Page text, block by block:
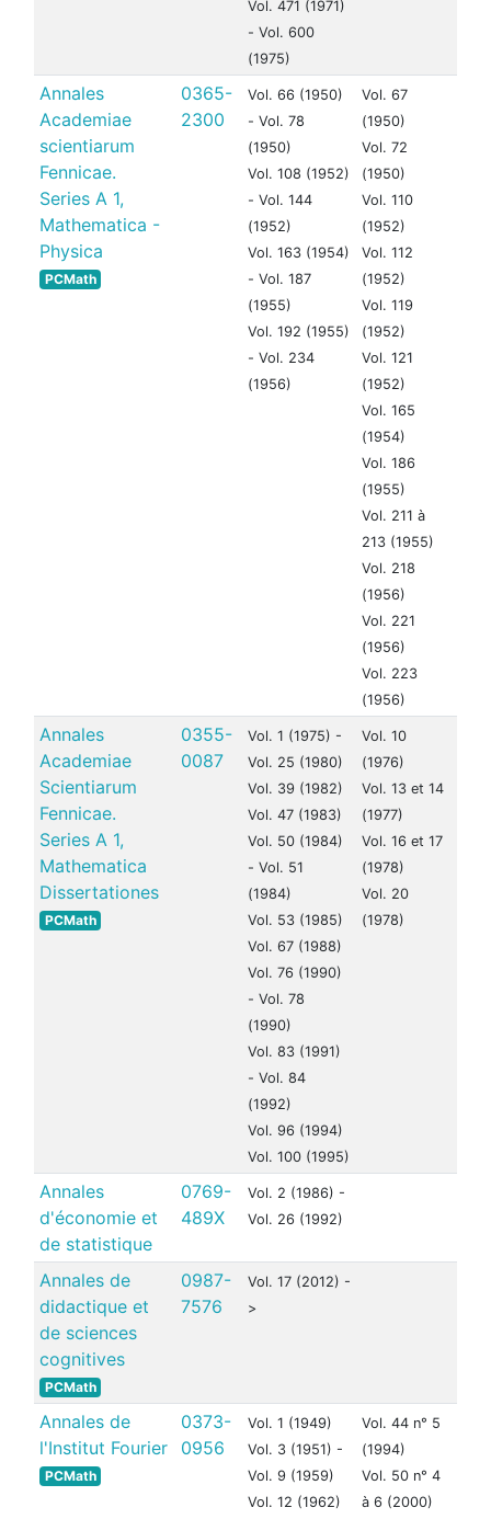
Vol. 471 (1971)
- Vol. 600
(1975)
Annales
Academiae
scientiarum
Fennicae.
Series A 1,
Mathematica -
Physica
PCMath
0365-
2300
Vol. 66 (1950)
- Vol. 78
(1950)
Vol. 108 (1952)
- Vol. 144
(1952)
Vol. 163 (1954)
- Vol. 187
(1955)
Vol. 192 (1955)
- Vol. 234
(1956)
Vol. 67
(1950)
Vol. 72
(1950)
Vol. 110
(1952)
Vol. 112
(1952)
Vol. 119
(1952)
Vol. 121
(1952)
Vol. 165
(1954)
Vol. 186
(1955)
Vol. 211 à
213 (1955)
Vol. 218
(1956)
Vol. 221
(1956)
Vol. 223
(1956)
Annales
Academiae
Scientiarum
Fennicae.
Series A 1,
Mathematica
Dissertationes
PCMath
0355-
0087
Vol. 1 (1975) -
Vol. 25 (1980)
Vol. 39 (1982)
Vol. 47 (1983)
Vol. 50 (1984)
- Vol. 51
(1984)
Vol. 53 (1985)
Vol. 67 (1988)
Vol. 76 (1990)
- Vol. 78
(1990)
Vol. 83 (1991)
- Vol. 84
(1992)
Vol. 96 (1994)
Vol. 100 (1995)
Vol. 10
(1976)
Vol. 13 et 14
(1977)
Vol. 16 et 17
(1978)
Vol. 20
(1978)
Annales
d'économie et
de statistique
0769-
489X
Vol. 2 (1986) -
Vol. 26 (1992)
Annales de
didactique et
de sciences
cognitives
PCMath
0987-
7576
Vol. 17 (2012) -
>
Annales de
l'Institut Fourier
PCMath
0373-
0956
Vol. 1 (1949)
Vol. 3 (1951) -
Vol. 9 (1959)
Vol. 12 (1962)
Vol. 44 n° 5
(1994)
Vol. 50 n° 4
à 6 (2000)